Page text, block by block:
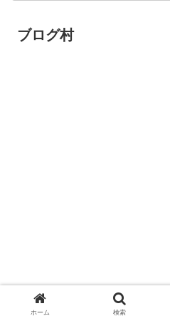
ブログ村
ホーム 検索